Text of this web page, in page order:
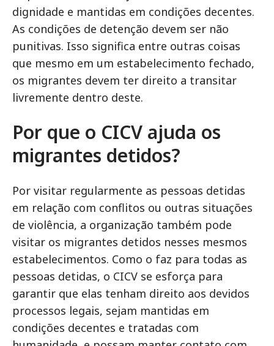
dignidade e mantidas em condições decentes.
As condições de detenção devem ser não
punitivas. Isso significa entre outras coisas
que mesmo em um estabelecimento fechado,
os migrantes devem ter direito a transitar
livremente dentro deste.
Por que o CICV ajuda os
migrantes detidos?
Por visitar regularmente as pessoas detidas
em relação com conflitos ou outras situações
de violência, a organização também pode
visitar os migrantes detidos nesses mesmos
estabelecimentos. Como o faz para todas as
pessoas detidas, o CICV se esforça para
garantir que elas tenham direito aos devidos
processos legais, sejam mantidas em
condições decentes e tratadas com